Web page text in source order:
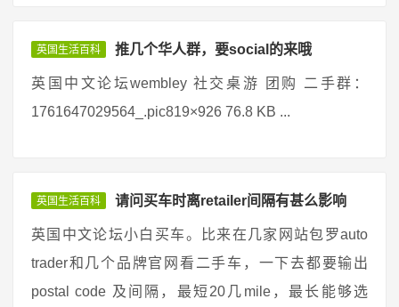
英国生活百科 推几个华人群，要social的来哦
英国中文论坛wembley 社交桌游 团购 二手群：
1761647029564_.pic819×926 76.8 KB ...
英国生活百科 请问买车时离retailer间隔有甚么影响
英国中文论坛小白买车。比来在几家网站包罗auto
trader和几个品牌官网看二手车，一下去都要输出
postal code 及间隔，最短20几mile，最长能够选